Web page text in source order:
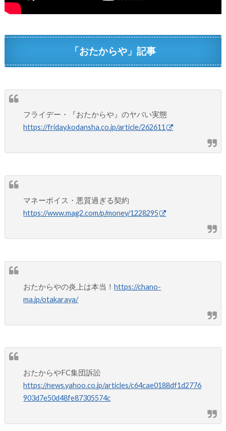
「おたからや」記事
フライデー・『おたからや』のヤバい実態
https://friday.kodansha.co.jp/article/262611
マネーボイス・悪質過ぎる契約
https://www.mag2.com/p/money/1228295
おたからやの炎上は本当！https://chano-
ma.jp/otakaraya/
おたからやFC集団訴訟
https://news.yahoo.co.jp/articles/c64cae0188df1d2776
903d7e50d48fe87305574c